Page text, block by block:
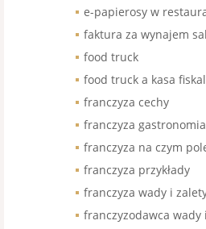
e-papierosy w
faktura za wynajem
food truck
food truck a kasa
franczyza cechy
franczyza gastronomia
franczyza na czym
franczyza przykłady
franczyza wady i
franczyzodawca wady